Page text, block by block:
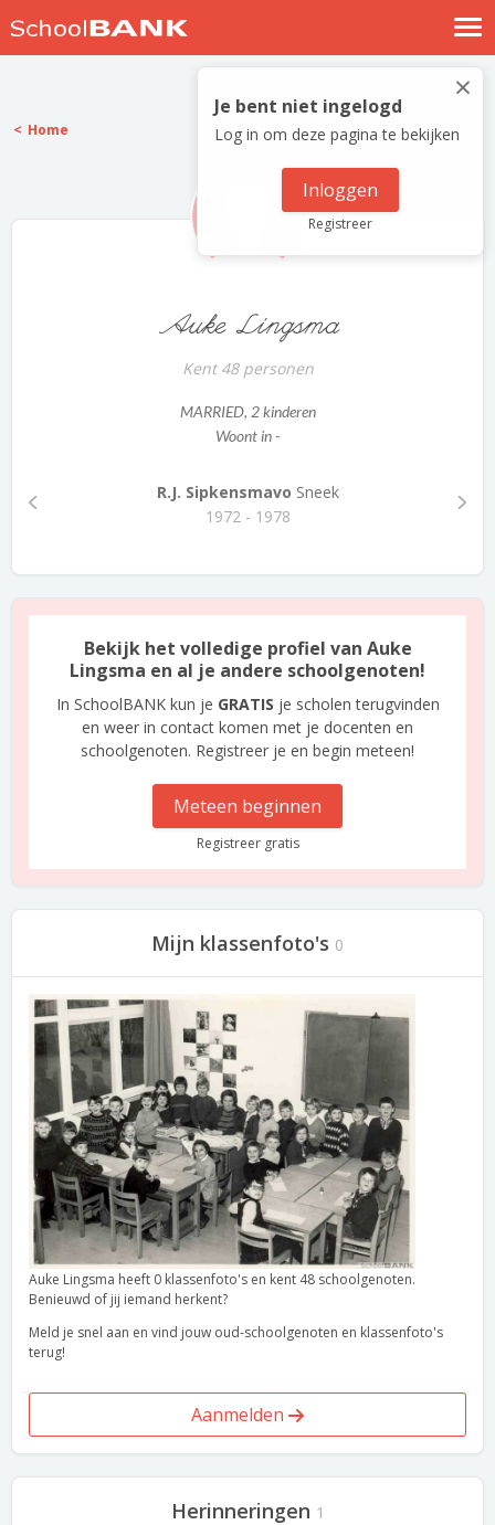
Nostalgische verhalen
Log in
Meld je gratis aan
×
Je bent niet ingelogd
Log in om deze pagina te bekijken
Inloggen
Registreer
Home
Auke Lingsma
Kent 48 personen
MARRIED, 2 kinderen
Woont in -
R.J. Sipkensmavo Sneek
1972 - 1978
Bekijk het volledige profiel van Auke
Lingsma en al je andere schoolgenoten!
In SchoolBANK kun je GRATIS je scholen terugvinden
en weer in contact komen met je docenten en
schoolgenoten. Registreer je en begin meteen!
Meteen beginnen
Registreer gratis
Mijn klassenfoto's 0
Auke Lingsma heeft 0 klassenfoto's en kent 48 schoolgenoten.
Benieuwd of jij iemand herkent?
Meld je snel aan en vind jouw oud-schoolgenoten en klassenfoto's
terug!
Aanmelden
Herinneringen 1